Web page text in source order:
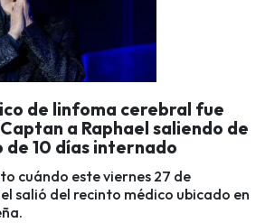
de linfoma cerebral fue
a Raphael saliendo de
de 10 días internado
cuándo este viernes 27 de
salió del recinto médico ubicado en